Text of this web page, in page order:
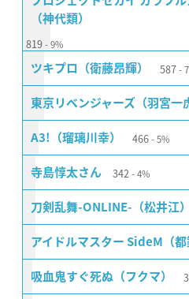
（神代類）
819 9%
ツキプロ（衛藤昂輝） 587
東京リベンジャーズ（羽宮一
A3!（瑠璃川幸） 466 5%
寺島惇太さん 342 4%
刀剣乱舞-ONLINE-（松井江）
アイドルマスター SideM（都
吸血鬼すぐ死ぬ（フクマ）